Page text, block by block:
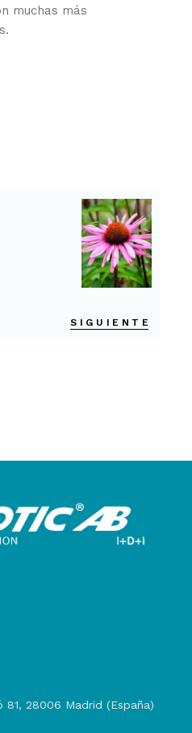
muchas más
SIGUIENTE
81, 28006 Madrid (España)